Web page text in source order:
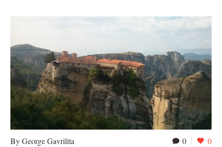
0 0
By George Gavrilita